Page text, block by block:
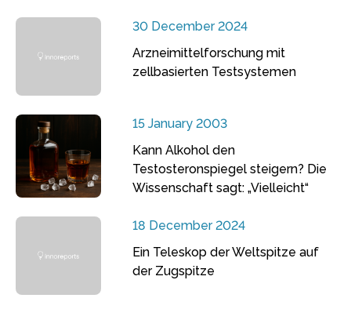
30 December 2024
Arzneimittelforschung mit
zellbasierten Testsystemen
15 January 2003
Kann Alkohol den
Testosteronspiegel steigern? Die
Wissenschaft sagt: „Vielleicht“
18 December 2024
Ein Teleskop der Weltspitze auf
der Zugspitze